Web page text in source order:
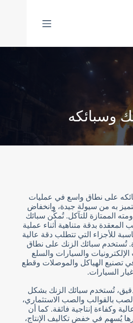
وسبائكه
على نطاق واسع في عمليات
به من سيولة جيدة، وانخفاض
الممتازة للتآكل. تُمكّن سبائك
المعقدة بدقة متناهية أثناء عملية
للأجزاء التي تتطلب دقة عالية
تُستخدم سبائك الزنك على نطاق
والسيارات والسلع
في تصنيع الهياكل والموصلات وقطع
غيار السيارات.
تُستخدم سبائك الزنك بشكل
بالقوالب والصب الاستثماري،
وكفاءة إنتاجية فائقة. كما أن
يُسهم في خفض تكاليف الإنتاج،